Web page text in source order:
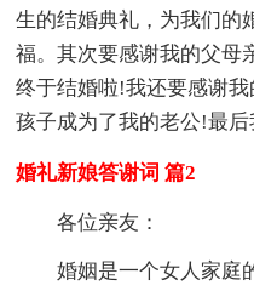
生的结婚典礼，为我们的
福。其次要感谢我的父母
终于结婚啦!我还要感谢
孩子成为了我的老公!最后
婚礼新娘答谢词 篇2
各位亲友：
婚姻是一个女人家庭